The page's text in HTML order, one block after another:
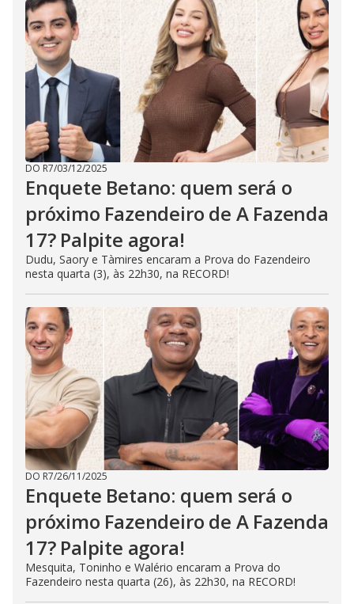
DO R7/03/12/2025
Enquete Betano: quem será o
próximo Fazendeiro de A Fazenda
17? Palpite agora!
Dudu, Saory e Tàmires encaram a Prova do Fazendeiro
nesta quarta (3), às 22h30, na RECORD!
DO R7/26/11/2025
Enquete Betano: quem será o
próximo Fazendeiro de A Fazenda
17? Palpite agora!
Mesquita, Toninho e Walério encaram a Prova do
Fazendeiro nesta quarta (26), às 22h30, na RECORD!